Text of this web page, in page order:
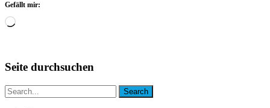
Gefällt mir:
Wird
Seite durchsuchen